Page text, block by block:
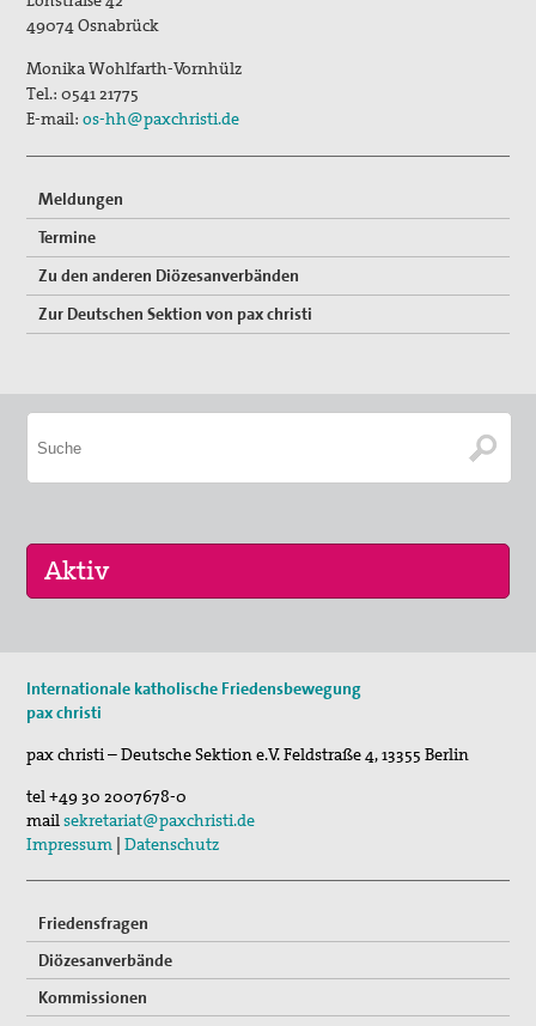
49074Osnabrück
Monika Wohlfarth-Vornhülz
Tel.:0541 21775
E-mail:os-hh@paxchristi.de
Meldungen
Termine
Zu den anderen Diözesanverbänden
Zur Deutschen Sektion von pax christi
pc bewegt - Gräber erzählen
Schweige und höre...
Internationale katholische Friedensbewegung
pax christi
pax christi – Deutsche Sektion e.V.Feldstraße 4,13355 Berlin
tel+49 30 2007678-0
mailsekretariat@paxchristi.de
Impressum |Datenschutz
Friedensfragen
Diözesanverbände
Kommissionen